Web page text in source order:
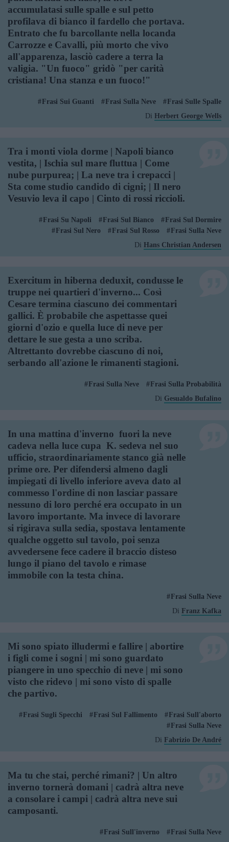
accumulatasi sulle spalle e sul petto
profilava di bianco il fardello che portava.
Entrato che fu barcollante nella locanda
Carrozze e Cavalli, più morto che vivo
all'apparenza, lasciò cadere a terra la
valigia. "Un fuoco" gridò "per carità
cristiana! Una stanza e un fuoco!"
Frasi Sui Guanti Frasi Sulla Neve
Frasi Sulle Spalle
Di Herbert George Wells
Tra i monti viola dorme | Napoli bianco
vestita, | Ischia sul mare fluttua | Come
nube purpurea; | La neve tra i crepacci |
Sta come studio candido di cigni; | Il nero
Vesuvio leva il capo | Cinto di rossi riccioli.
Frasi Su Napoli Frasi Sul Bianco
Frasi Sul Dormire
Frasi Sul Nero
Frasi Sul Rosso
Frasi Sulla Neve
Di Hans Christian Andersen
Exercitum in hiberna deduxit, condusse le
truppe nei quartieri d'inverno... Così
Cesare termina ciascuno dei commentari
gallici. È probabile che aspettasse quei
giorni d'ozio e quella luce di neve per
dettare le sue gesta a uno scriba.
Altrettanto dovrebbe ciascuno di noi,
serbando all'azione le rimanenti stagioni.
Frasi Sulla Neve
Frasi Sulla Probabilità
Di Gesualdo Bufalino
In una mattina d'inverno  fuori la neve
cadeva nella luce cupa  K. sedeva nel suo
ufficio, straordinariamente stanco già nelle
prime ore. Per difendersi almeno dagli
impiegati di livello inferiore aveva dato al
commesso l'ordine di non lasciar passare
nessuno di loro perché era occupato in un
lavoro importante. Ma invece di lavorare
si rigirava sulla sedia, spostava lentamente
qualche oggetto sul tavolo, poi senza
avvedersene fece cadere il braccio disteso
lungo il piano del tavolo e rimase
immobile con la testa china.
Frasi Sulla Neve
Di Franz Kafka
Mi sono spiato illudermi e fallire | abortire
i figli come i sogni | mi sono guardato
piangere in uno specchio di neve | mi sono
visto che ridevo | mi sono visto di spalle
che partivo.
Frasi Sugli Specchi Frasi Sul Fallimento
Frasi Sull'aborto
Frasi Sulla Neve
Di Fabrizio De André
Ma tu che stai, perché rimani? | Un altro
inverno tornerà domani | cadrà altra neve
a consolare i campi | cadrà altra neve sui
camposanti.
Frasi Sull'inverno
Frasi Sulla Neve